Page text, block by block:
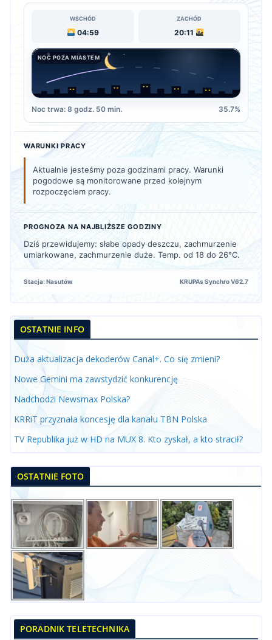
WSCHÓD
04:59
ZACHÓD
20:11
NOC POZA MIASTEM
Noc trwa: 8 godz. 50 min. 35.7%
WARUNKI PRACY
Aktualnie jesteśmy poza godzinami pracy. Warunki
pogodowe są monitorowane przed kolejnym
rozpoczęciem pracy.
PROGNOZA NA NAJBLIŻSZE GODZINY
Dziś przewidujemy: słabe opady deszczu, zachmurzenie
umiarkowane, zachmurzenie duże. Temp. od 18 do 26°C.
Stacja: Nasutów KRUPAs Synchro V62.7
OSTATNIE INFO
Duża aktualizacja dekoderów Canal+. Co się zmieni?
Nowe Gemini ma zawstydzić konkurencję
Nadchodzi Newsmax Polska?
KRRiT przyznała koncesję dla kanału TBN Polska
TV Republika już w HD na MUX 8. Kto zyskał, a kto stracił?
OSTATNIE FOTO
PORADNIK TELETECHNIKA